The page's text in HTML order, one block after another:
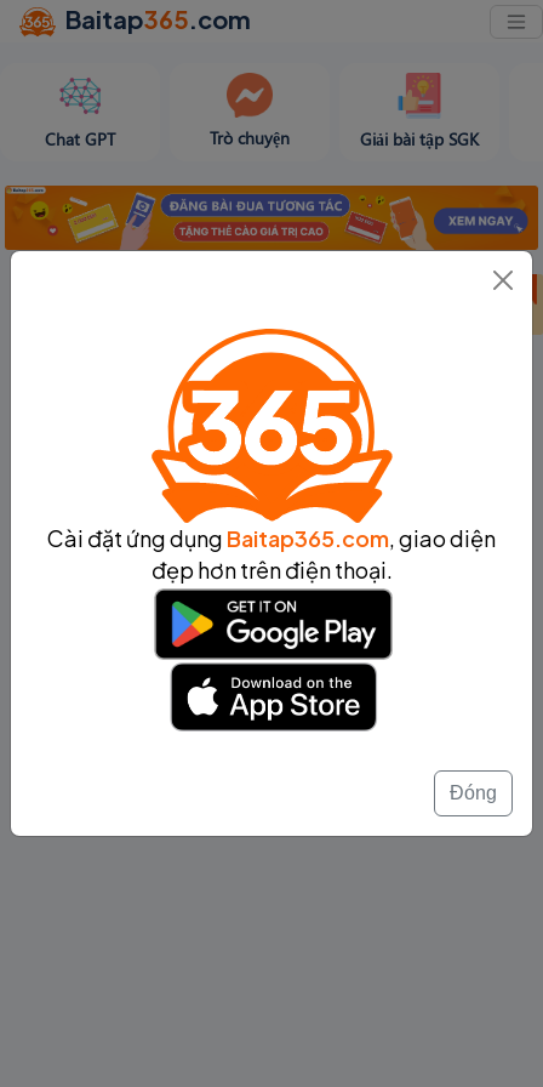
Baitap365.com
Chat GPT Trò chuyện Giải bài tập SGK
Bảng thành tích
Cài đặt ứng dụng Baitap365.com, giao diện
đẹp hơn trên điện thoại.
Đóng